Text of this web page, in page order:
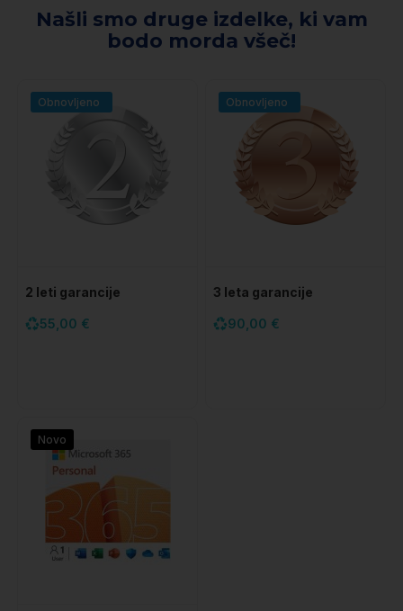
Našli smo druge izdelke, ki vam
bodo morda všeč!
Obnovljeno
2 leti garancije
55,00 €
Obnovljeno
3 leta garancije
90,00 €
Novo